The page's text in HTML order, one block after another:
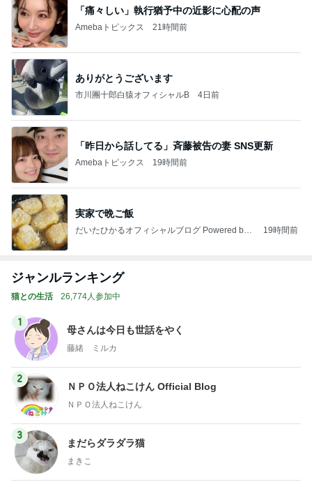
「痛々しい」執行猶予中の近影に心配の声
Amebaトピックス 21時間前
ありがとうございます
市川團十郎白猿オフィシャルB 4日前
「昨日から話してる」斉藤被告の妻 SNS更新
Amebaトピックス 19時間前
実家で晩ご飯
だいたひかるオフィシャルブログ Powered by
19時間前
ジャンルランキング
猫との生活 26,774人参加中
1
母さんは今日も世話をやく
藤緒 ミルカ
2
ＮＰＯ法人ねこけん Official Blog
ＮＰＯ法人ねこけん
3
まだらダラダラ猫
まきこ